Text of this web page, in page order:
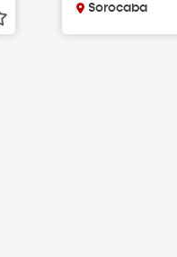
Sorocaba